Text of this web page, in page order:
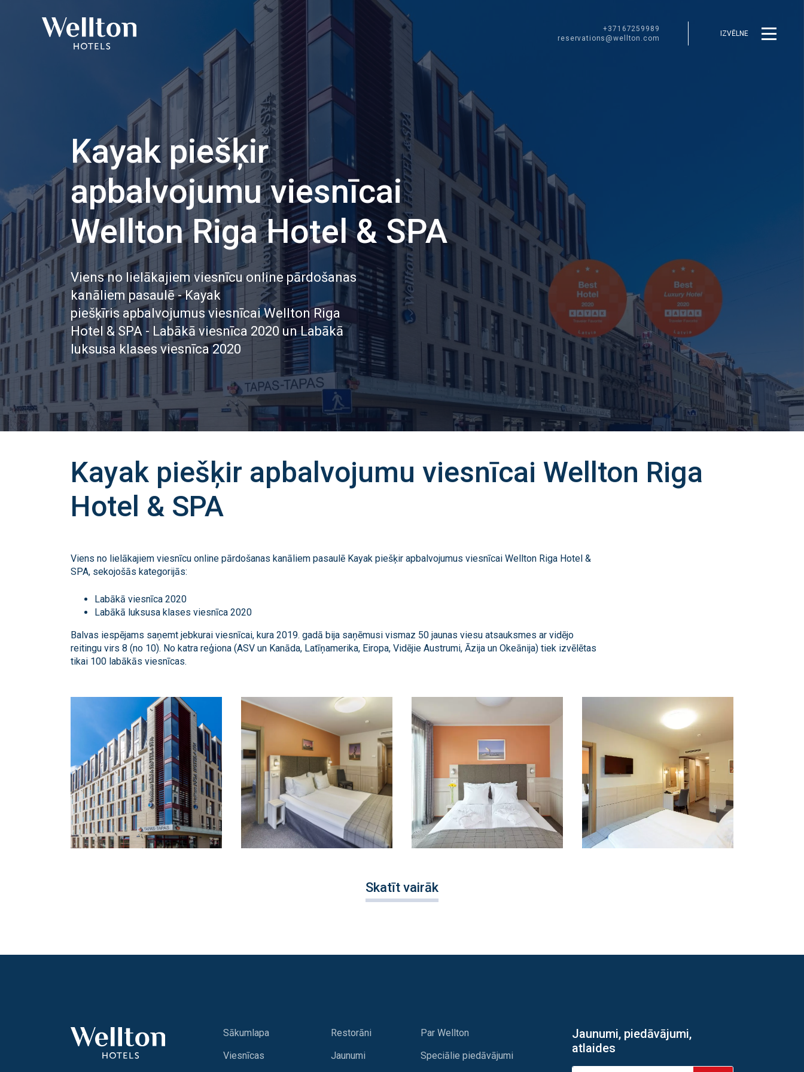
+37167259989
reservations@wellton.com
IZVĒLNE
Kayak piešķir
apbalvojumu viesnīcai
Wellton Riga Hotel & SPA
Viens no lielākajiem viesnīcu online pārdošanas
kanāliem pasaulē - Kayak
piešķīris apbalvojumus viesnīcai Wellton Riga
Hotel & SPA - Labākā viesnīca 2020 un Labākā
luksusa klases viesnīca 2020
Kayak piešķir apbalvojumu viesnīcai Wellton Riga
Hotel & SPA
Viens no lielākajiem viesnīcu online pārdošanas kanāliem pasaulē Kayak piešķir apbalvojumus viesnīcai Wellton Riga Hotel &
SPA, sekojošās kategorijās:
Labākā viesnīca 2020
Labākā luksusa klases viesnīca 2020
Balvas iespējams saņemt jebkurai viesnīcai, kura 2019. gadā bija saņēmusi vismaz 50 jaunas viesu atsauksmes ar vidējo
reitingu virs 8 (no 10). No katra reģiona (ASV un Kanāda, Latīņamerika, Eiropa, Vidējie Austrumi, Āzija un Okeānija) tiek izvēlētas
tikai 100 labākās viesnīcas.
Skatīt vairāk
Sākumlapa
Viesnīcas
Restorāni
Jaunumi
Par Wellton
Speciālie piedāvājumi
Jaunumi, piedāvājumi,
atlaides